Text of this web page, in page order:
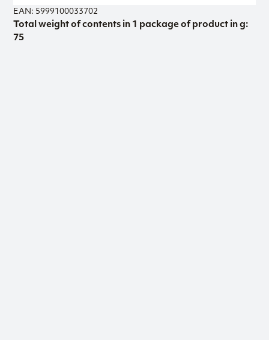
EAN: 5999100033702
Total weight of contents in 1 package of product in g:
75